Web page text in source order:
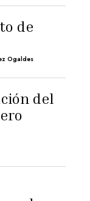
de
Ogaldes
del